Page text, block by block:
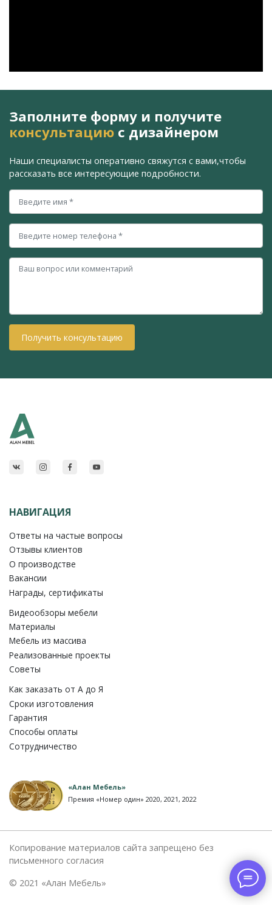
Заполните форму и получите
консультацию с дизайнером
Наши специалисты оперативно свяжутся с вами,чтобы
рассказать все интересующие подробности.
Получить консультацию
НАВИГАЦИЯ
Ответы на частые вопросы
Отзывы клиентов
О производстве
Вакансии
Награды, сертификаты
Видеообзоры мебели
Материалы
Мебель из массива
Реализованные проекты
Советы
Как заказать от A до Я
Сроки изготовления
Гарантия
Способы оплаты
Сотрудничество
«Алан Мебель»
Премия «Номер один» 2020, 2021, 2022
Копирование материалов сайта запрещено без
письменного согласия
© 2021 «Алан Мебель»